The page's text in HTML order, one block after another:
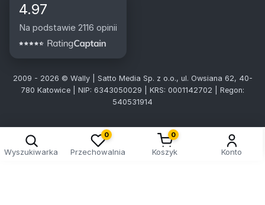
4.97
Na podstawie 2116 opinii
2009 - 2026 © Wally | Satto Media Sp. z o.o., ul. Owsiana 62, 40-
780 Katowice | NIP: 6343050029 | KRS: 0001142702 | Regon:
540531914
Wyszukiwarka
0
Przechowalnia
0
Koszyk Konto
Kreator doboru tablic